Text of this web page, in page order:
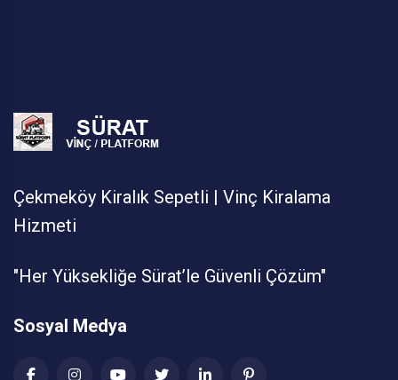
Çekmeköy Kiralık Sepetli | Vinç Kiralama
Hizmeti
"Her Yüksekliğe Sürat’le Güvenli Çözüm"
Sosyal Medya